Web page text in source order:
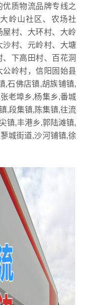
质物流品牌专线之
岭山社区、农场社
屋村、大环村、大岭
村、元岭村、大塘
下高田村、百花洞
岭村，信阳固始县
,石佛店镇,胡族铺镇,
老埠乡,杨集乡,番城
,段集镇,陈集镇,往流
镇,丰港乡,郭陆滩镇,
城街道,沙河铺镇,徐